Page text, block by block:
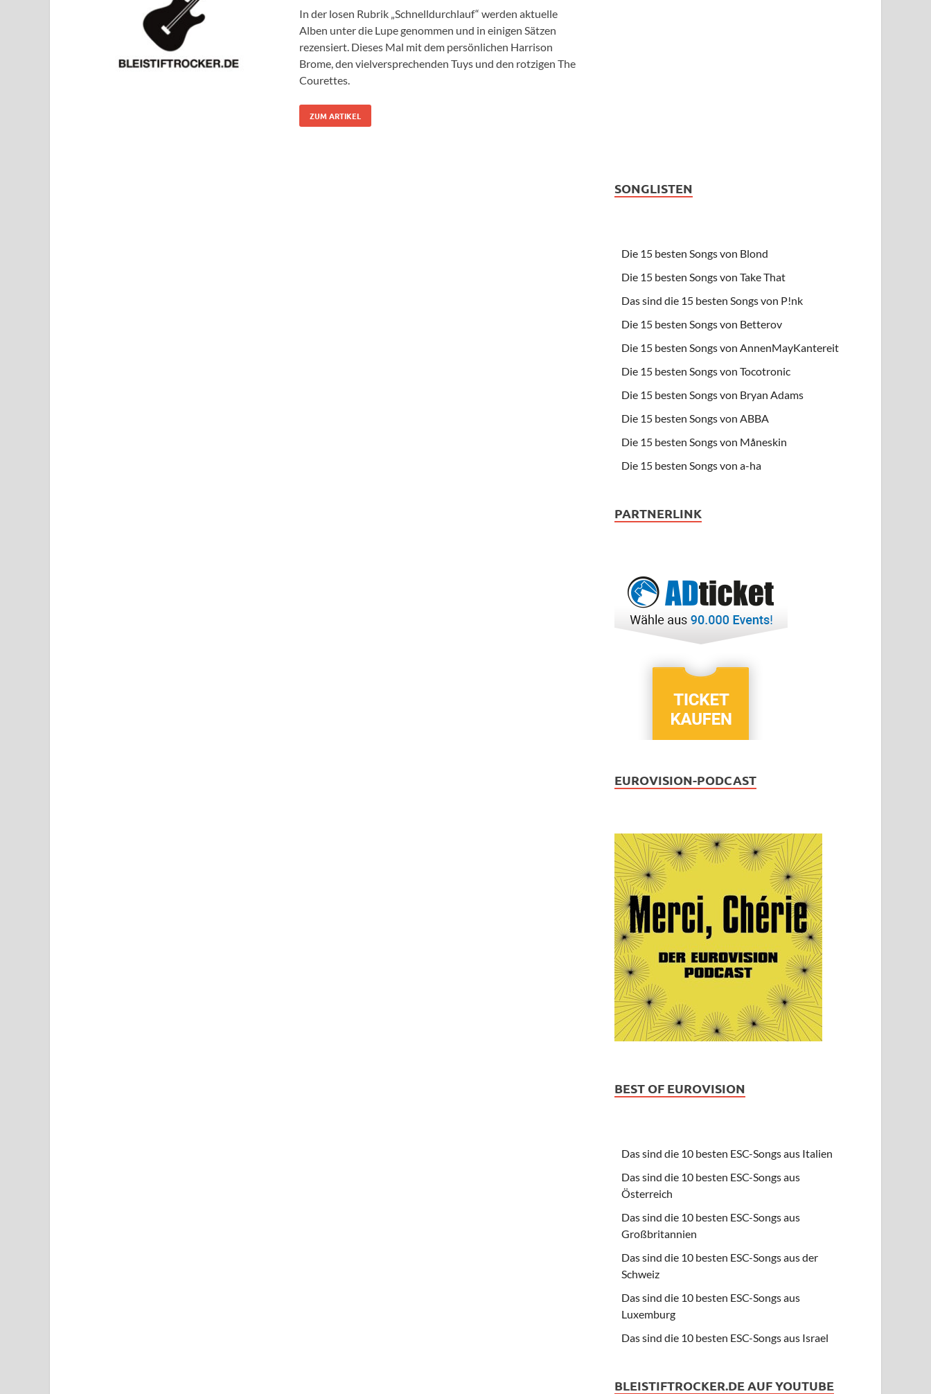
In der losen Rubrik „Schnelldurchlauf“ werden aktuelle
Alben unter die Lupe genommen und in einigen Sätzen
rezensiert. Dieses Mal mit dem persönlichen Harrison
Brome, den vielversprechenden Tuys und den rotzigen The
Courettes.
ZUM ARTIKEL
SONGLISTEN
Die 15 besten Songs von Blond
Die 15 besten Songs von Take That
Das sind die 15 besten Songs von P!nk
Die 15 besten Songs von Betterov
Die 15 besten Songs von AnnenMayKantereit
Die 15 besten Songs von Tocotronic
Die 15 besten Songs von Bryan Adams
Die 15 besten Songs von ABBA
Die 15 besten Songs von Måneskin
Die 15 besten Songs von a-ha
PARTNERLINK
EUROVISION-PODCAST
BEST OF EUROVISION
Das sind die 10 besten ESC-Songs aus Italien
Das sind die 10 besten ESC-Songs aus
Österreich
Das sind die 10 besten ESC-Songs aus
Großbritannien
Das sind die 10 besten ESC-Songs aus der
Schweiz
Das sind die 10 besten ESC-Songs aus
Luxemburg
Das sind die 10 besten ESC-Songs aus Israel
BLEISTIFTROCKER.DE AUF YOUTUBE